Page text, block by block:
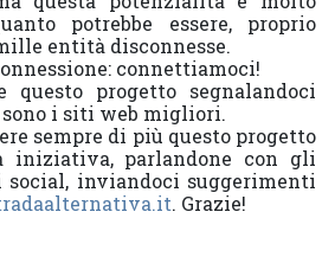
potrebbe essere, proprio
entità disconnesse.
connettiamoci!
progetto segnalandoci
i siti web migliori.
sempre di più questo progetto
iniziativa, parlandone con gli
social, inviandoci suggerimenti
. Grazie!